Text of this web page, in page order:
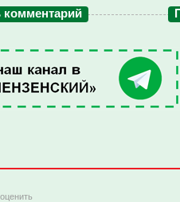
комментарий